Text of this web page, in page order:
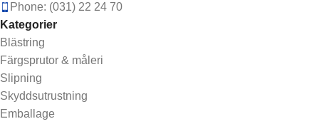
Phone: (031) 22 24 70
Kategorier
Blästring
Färgsprutor & måleri
Slipning
Skyddsutrustning
Emballage